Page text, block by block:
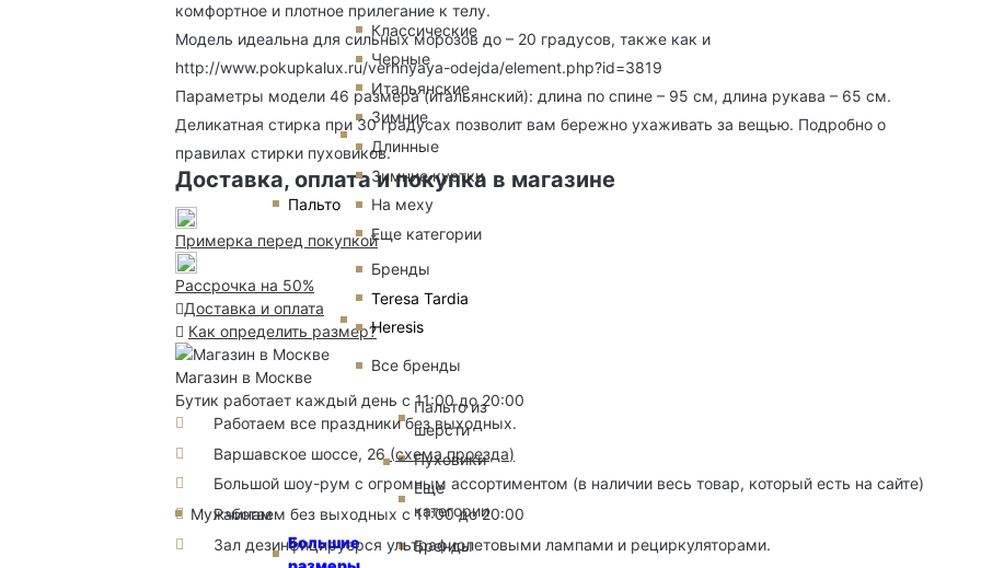
Мужчинам
Пальто
Классические
Черные
Итальянские
Зимние
Длинные
Зимние куртки
На меху
Еще категории
Бренды
Teresa Tardia
Heresis
Все бренды
Большие
Пальто из
шерсти
Пуховики
Еще
категории
Бренды
комфортное и плотное прилегание к телу.
Модель идеальна для сильных морозов до – 20 градусов, также как и
http://www.pokupkalux.ru/verhnyaya-odejda/element.php?id=3819
Параметры модели 46 размера (итальянский): длина по спине – 95 см, длина рукава – 65 см.
Деликатная стирка при 30 градусах позволит вам бережно ухаживать за вещью. Подробно о
правилах стирки пуховиков.
Доставка, оплата и покупка в магазине
Примерка перед покупкой
Рассрочка на 50%
Доставка и оплата
Как определить размер?
Магазин в Москве
Бутик работает каждый день с 11:00 до 20:00
Работаем все праздники без выходных.
Варшавское шоссе, 26 (схема проезда)
Большой шоу-рум с огромным ассортиментом (в наличии весь товар, который есть на сайте)
Работаем без выходных с 11:00 до 20:00
Зал дезинфицируерся ультрафиолетовыми лампами и рециркуляторами.